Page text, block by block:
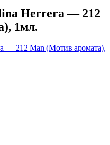
Herrera — 212
1мл.